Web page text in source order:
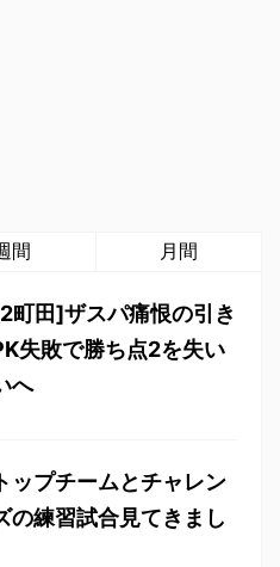
間 月間
町田]ザスパ痛恨の引き
失敗で勝ち点2を失い
へ
ップチームとチャレン
の練習試合見てきまし